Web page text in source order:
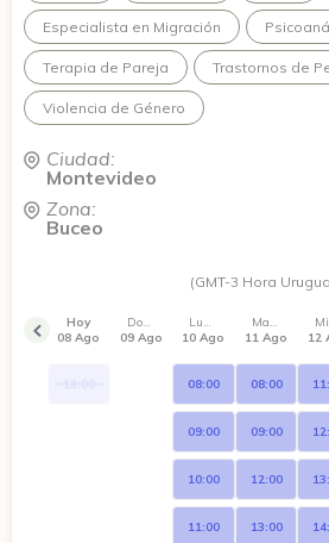
Especialista en Migración
Terapia de Pareja Trastornos de
Violencia de Género
Ciudad:
Montevideo
Zona:
Buceo
(GMT-3 Hora
Hoy
08 Ago
Domingo
09 Ago
Lunes
10 Ago
08:00
09:00
10:00
11:00
Martes
11 Ago
08:00
09:00
12:00
13:00
12